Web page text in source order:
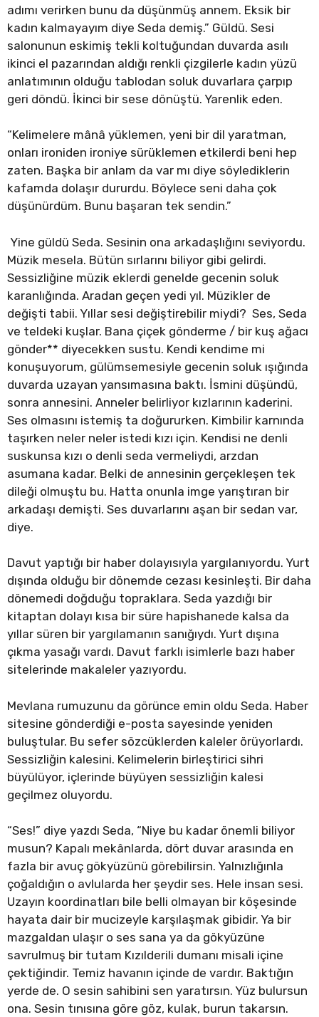
adımı verirken bunu da düşünmüş annem. Eksik bir
kadın kalmayayım diye Seda demiş.” Güldü. Sesi
salonunun eskimiş tekli koltuğundan duvarda asılı
ikinci el pazarından aldığı renkli çizgilerle kadın yüzü
anlatımının olduğu tablodan soluk duvarlara çarpıp
geri döndü. İkinci bir sese dönüştü. Yarenlik eden.
“Kelimelere mânâ yüklemen, yeni bir dil yaratman,
onları ironiden ironiye sürüklemen etkilerdi beni hep
zaten. Başka bir anlam da var mı diye söylediklerin
kafamda dolaşır dururdu. Böylece seni daha çok
düşünürdüm. Bunu başaran tek sendin.”
Yine güldü Seda. Sesinin ona arkadaşlığını seviyordu.
Müzik mesela. Bütün sırlarını biliyor gibi gelirdi.
Sessizliğine müzik eklerdi genelde gecenin soluk
karanlığında. Aradan geçen yedi yıl. Müzikler de
değişti tabii. Yıllar sesi değiştirebilir miydi? Ses, Seda
ve teldeki kuşlar. Bana çiçek gönderme / bir kuş ağacı
gönder** diyecekken sustu. Kendi kendime mi
konuşuyorum, gülümsemesiyle gecenin soluk ışığında
duvarda uzayan yansımasına baktı. İsmini düşündü,
sonra annesini. Anneler belirliyor kızlarının kaderini.
Ses olmasını istemiş ta doğururken. Kimbilir karnında
taşırken neler neler istedi kızı için. Kendisi ne denli
suskunsa kızı o denli seda vermeliydi, arzdan
asumana kadar. Belki de annesinin gerçekleşen tek
dileği olmuştu bu. Hatta onunla imge yarıştıran bir
arkadaşı demişti. Ses duvarlarını aşan bir sedan var,
diye.
Davut yaptığı bir haber dolayısıyla yargılanıyordu. Yurt
dışında olduğu bir dönemde cezası kesinleşti. Bir daha
dönemedi doğduğu topraklara. Seda yazdığı bir
kitaptan dolayı kısa bir süre hapishanede kalsa da
yıllar süren bir yargılamanın sanığıydı. Yurt dışına
çıkma yasağı vardı. Davut farklı isimlerle bazı haber
sitelerinde makaleler yazıyordu.
Mevlana rumuzunu da görünce emin oldu Seda. Haber
sitesine gönderdiği e-posta sayesinde yeniden
buluştular. Bu sefer sözcüklerden kaleler örüyorlardı.
Sessizliğin kalesini. Kelimelerin birleştirici sihri
büyülüyor, içlerinde büyüyen sessizliğin kalesi
geçilmez oluyordu.
“Ses!” diye yazdı Seda, “Niye bu kadar önemli biliyor
musun? Kapalı mekânlarda, dört duvar arasında en
fazla bir avuç gökyüzünü görebilirsin. Yalnızlığınla
çoğaldığın o avlularda her şeydir ses. Hele insan sesi.
Uzayın koordinatları bile belli olmayan bir köşesinde
hayata dair bir mucizeyle karşılaşmak gibidir. Ya bir
mazgaldan ulaşır o ses sana ya da gökyüzüne
savrulmuş bir tutam Kızılderili dumanı misali içine
çektiğindir. Temiz havanın içinde de vardır. Baktığın
yerde de. O sesin sahibini sen yaratırsın. Yüz bulursun
ona. Sesin tınısına göre göz, kulak, burun takarsın.